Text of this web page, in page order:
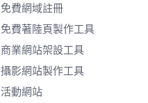
免費網域註冊
免費著陸頁製作工具
商業網站架設工具
攝影網站製作工具
活動網站